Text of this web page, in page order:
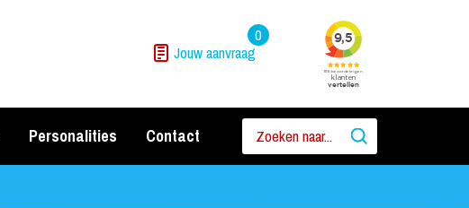
Jouw aanvraag
0
Personalities Contact